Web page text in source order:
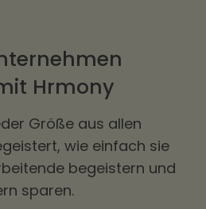
Hrmony
Größe aus allen
wie einfach sie
begeistern und
sparen.